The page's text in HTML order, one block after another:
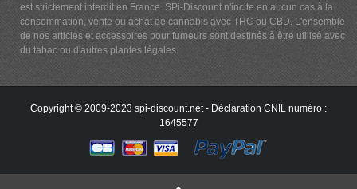
est strictement interdit en France. SPi-Discount n'incite en aucun cas à la
consommation, vente ou achat de cannabis avec THC ou CBD. L'ensemble
de nos articles et accessoires pour fumeurs sont destinés à être utilisé avec
du tabac ou d'autres plantes légales.
Copyright © 2009-2023 spi-discount.net - Déclaration CNIL numéro :
1645577